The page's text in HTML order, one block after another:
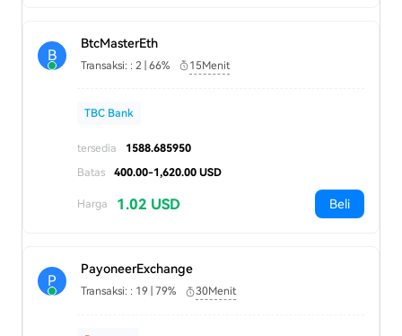
B
BtcMasterEth
Transaksi: : 2 | 66% 15Menit
TBC Bank
tersedia
1588.685950
Batas
400.00-1,620.00 USD
Harga 1.02 USD Beli
P
PayoneerExchange
Transaksi: : 19 | 79% 30Menit